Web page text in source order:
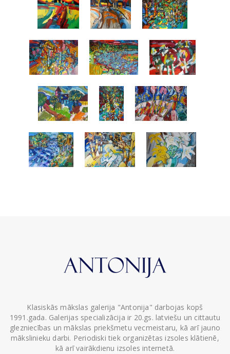
Klasiskās mākslas galerija "Antonija" darbojas kopš
1991.gada. Galerijas specializācija ir 20.gs. latviešu un cittautu
glezniecības un mākslas priekšmetu vecmeistaru, kā arī jauno
mākslinieku darbi. Periodiski tiek organizētas izsoles klātienē,
kā arī vairākdienu izsoles internetā.